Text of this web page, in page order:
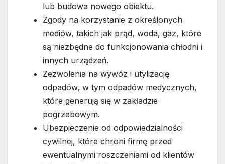
lub budowa nowego obiektu.
Zgody na korzystanie z określonych
mediów, takich jak prąd, woda, gaz, które
są niezbędne do funkcjonowania chłodni i
innych urządzeń.
Zezwolenia na wywóz i utylizację
odpadów, w tym odpadów medycznych,
które generują się w zakładzie
pogrzebowym.
Ubezpieczenie od odpowiedzialności
cywilnej, które chroni firmę przed
ewentualnymi roszczeniami od klientów